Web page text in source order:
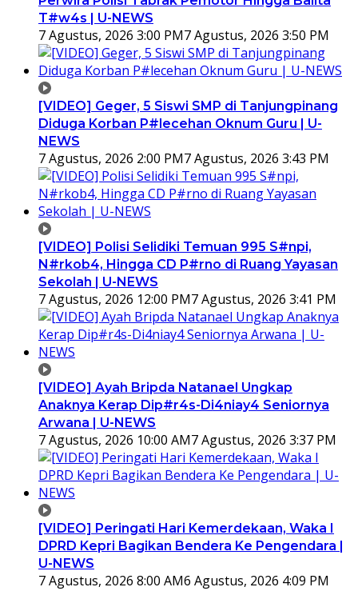
T#w4s | U-NEWS
7 Agustus, 2026 3:00 PM7 Agustus, 2026 3:50 PM
[VIDEO] Geger, 5 Siswi SMP di Tanjungpinang
Diduga Korban P#lecehan Oknum Guru | U-
NEWS
7 Agustus, 2026 2:00 PM7 Agustus, 2026 3:43 PM
[VIDEO] Polisi Selidiki Temuan 995 S#npi,
N#rkob4, Hingga CD P#rno di Ruang Yayasan
Sekolah | U-NEWS
7 Agustus, 2026 12:00 PM7 Agustus, 2026 3:41 PM
[VIDEO] Ayah Bripda Natanael Ungkap
Anaknya Kerap Dip#r4s-Di4niay4 Seniornya
Arwana | U-NEWS
7 Agustus, 2026 10:00 AM7 Agustus, 2026 3:37 PM
[VIDEO] Peringati Hari Kemerdekaan, Waka I
DPRD Kepri Bagikan Bendera Ke Pengendara |
U-NEWS
7 Agustus, 2026 8:00 AM6 Agustus, 2026 4:09 PM